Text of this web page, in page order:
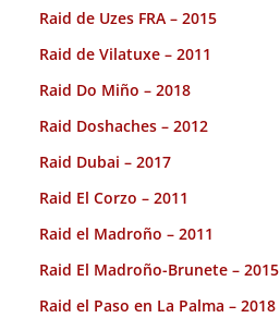
Raid de Uzes FRA – 2015
Raid de Vilatuxe – 2011
Raid Do Miño – 2018
Raid Doshaches – 2012
Raid Dubai – 2017
Raid El Corzo – 2011
Raid el Madroño – 2011
Raid El Madroño-Brunete – 2015
Raid el Paso en La Palma – 2018